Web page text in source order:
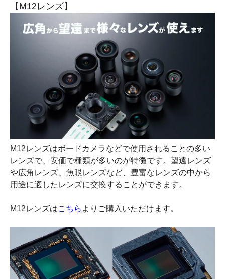
【M12レンズ】
M12レンズはボードカメラなどで使用されることの多い
レンズで、安価で種類が多いのが特徴です。望遠レンズ
や広角レンズ、魚眼レンズなど、豊富なレンズの中から
用途に適したレンズに交換することができます。
M12レンズはこちら よりご購入いただけます。